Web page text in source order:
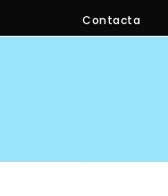
Contacta